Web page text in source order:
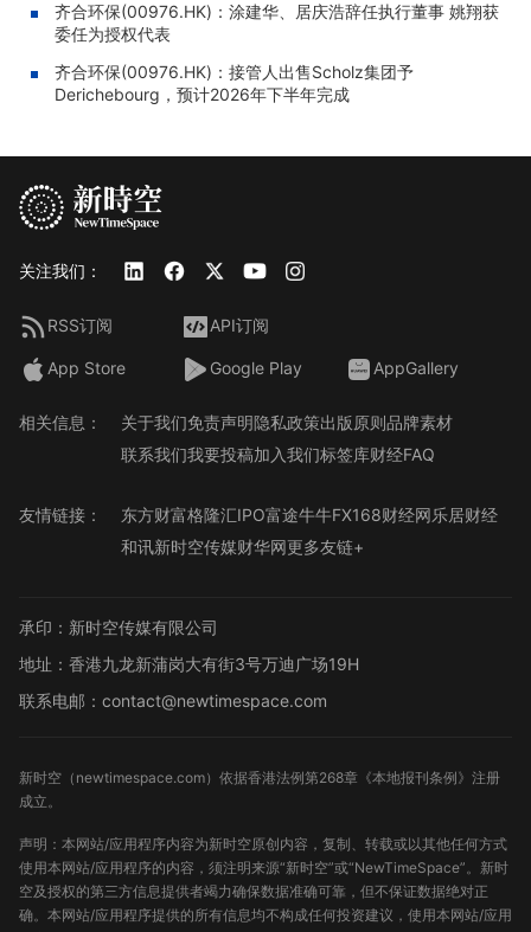
齐合环保(00976.HK)：涂建华、居庆浩辞任执行董事 姚翔获
委任为授权代表
齐合环保(00976.HK)：接管人出售Scholz集团予
Derichebourg，预计2026年下半年完成
关注我们：
RSS订阅 API订阅
App Store Google Play AppGallery
相关信息： 关于我们免责声明隐私政策出版原则品牌素材
联系我们我要投稿加入我们标签库财经FAQ
友情链接： 东方财富格隆汇IPO富途牛牛FX168财经网乐居财经
和讯新时空传媒财华网更多友链+
承印：新时空传媒有限公司
地址：香港九龙新蒲岗大有街3号万迪广场19H
联系电邮：contact@newtimespace.com
新时空（ newtimespace.com）依据香港法例第268章《本地报刊条例》注册
成立。
声明：本网站/应用程序内容为新时空原创内容，复制、转载或以其他任何方式
使用本网站/应用程序的内容，须注明来源“新时空”或“NewTimeSpace”。新时
空及授权的第三方信息提供者竭力确保数据准确可靠，但不保证数据绝对正
确。本网站/应用程序提供的所有信息均不构成任何投资建议，使用本网站/应用